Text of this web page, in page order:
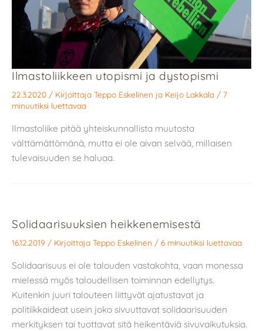
Ilmastoliikkeen utopismi ja dystopismi
22.3.2020 / Kirjoittaja Teppo Eskelinen ja Keijo Lakkala / 7
minuutiksi luettavaa
Ilmastoliike pitää yhteiskunnallista muutosta
välttämättömänä, mutta ei ole aivan selvää, millaisen
tulevaisuuden se haluaa.
Solidaarisuuksien heikkenemisestä
16.12.2019 / Kirjoittaja Teppo Eskelinen / 6 minuutiksi luettavaa
Solidaarisuus ei ole talouden vastakohta, vaan monessa
mielessä myös taloudellisen toiminnan edellytys.
Kuitenkin juuri talouteen liittyvät ajatustavat ja
politiikkaideat usein joko sivuuttavat solidaarisuuden
merkityksen tai tuottavat sitä heikentäviä sivuvaikutuksia.